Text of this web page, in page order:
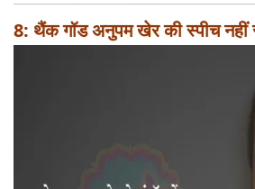
8: थैंक गॉड अनुपम खेर की स्पीच नहीं